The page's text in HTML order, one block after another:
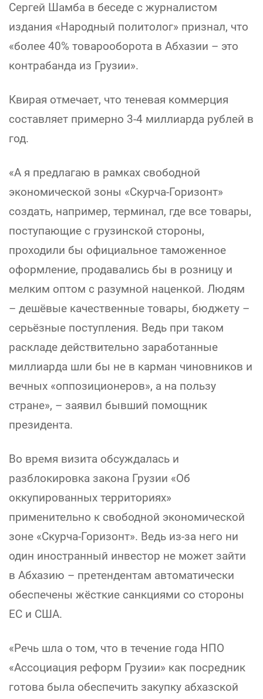
Сергей Шамба в беседе с журналистом
издания «Народный политолог» признал, что
«более 40% товарооборота в Абхазии – это
контрабанда из Грузии».
Квирая отмечает, что теневая коммерция
составляет примерно 3-4 миллиарда рублей в
год.
«А я предлагаю в рамках свободной
экономической зоны «Скурча-Горизонт»
создать, например, терминал, где все товары,
поступающие с грузинской стороны,
проходили бы официальное таможенное
оформление, продавались бы в розницу и
мелким оптом с разумной наценкой. Людям
– дешёвые качественные товары, бюджету –
серьёзные поступления. Ведь при таком
раскладе действительно заработанные
миллиарда шли бы не в карман чиновников и
вечных «оппозиционеров», а на пользу
стране», – заявил бывший помощник
президента.
Во время визита обсуждалась и
разблокировка закона Грузии «Об
оккупированных территориях»
применительно к свободной экономической
зоне «Скурча-Горизонт». Ведь из-за него ни
один иностранный инвестор не может зайти
в Абхазию – претендентам автоматически
обеспечены жёсткие санкциями со стороны
ЕС и США.
«Речь шла о том, что в течение года НПО
«Ассоциация реформ Грузии» как посредник
готова была обеспечить закупку абхазской